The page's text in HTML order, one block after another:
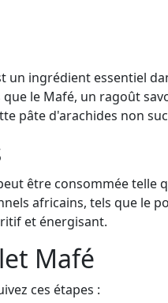
un ingrédient essentiel
le Mafé, un ragoût
pâte d'arachides non
être consommée
africains, tels que le
et énergisant.
Mafé
ces étapes :